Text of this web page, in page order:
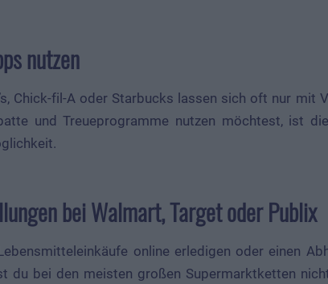
nutzen
Chick-fil-A oder Starbucks lassen sich oft nur mit
und Treueprogramme nutzen möchtest, ist
bei Walmart, Target oder Publix
online erledigen oder einen
du bei den meisten großen Supermarktketten